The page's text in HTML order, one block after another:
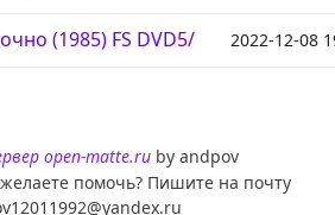
(1985) FS DVD5/ 2022-12-08
open-matte.ruby andpov
помочь? Пишите на почту